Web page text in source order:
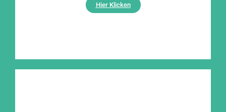
Hier Klicken